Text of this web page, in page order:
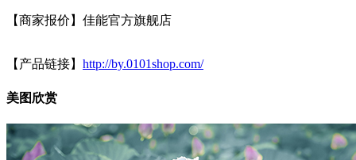
【商家报价】佳能官方旗舰店
【产品链接】 http://by.0101shop.com/
美图欣赏